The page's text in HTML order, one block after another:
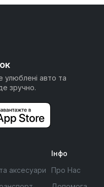
улюблені авто та
зручно.
аксесуари
Інфо
Про Нас